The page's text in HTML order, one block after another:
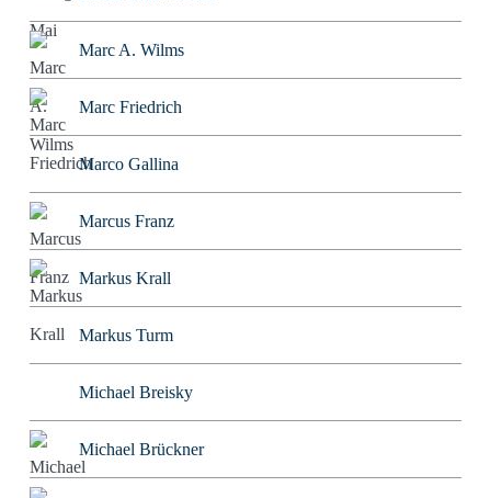
Marc A. Wilms
Marc Friedrich
Marco Gallina
Marcus Franz
Markus Krall
Markus Turm
Michael Breisky
Michael Brückner